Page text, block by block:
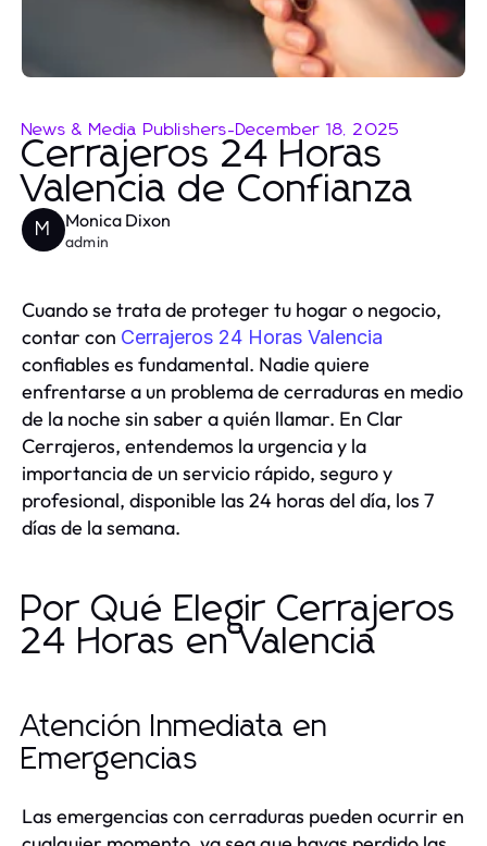
News & Media Publishers-December 18, 2025
Cerrajeros 24 Horas
Valencia de Confianza
M Monica Dixon
admin
Cuando se trata de proteger tu hogar o negocio,
contar con Cerrajeros 24 Horas Valencia
confiables es fundamental. Nadie quiere
enfrentarse a un problema de cerraduras en medio
de la noche sin saber a quién llamar. En Clar
Cerrajeros, entendemos la urgencia y la
importancia de un servicio rápido, seguro y
profesional, disponible las 24 horas del día, los 7
días de la semana.
Por Qué Elegir Cerrajeros
24 Horas en Valencia
Atención Inmediata en
Emergencias
Las emergencias con cerraduras pueden ocurrir en